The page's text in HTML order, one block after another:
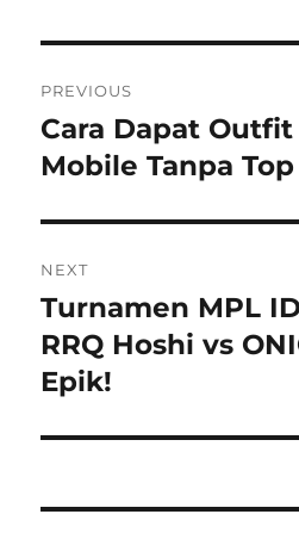
navigation
PREVIOUS
Previous
post:
Cara Dapat Outfit
Mobile Tanpa
NEXT
Next
post:
Turnamen MPL
RRQ Hoshi vs
Epik!